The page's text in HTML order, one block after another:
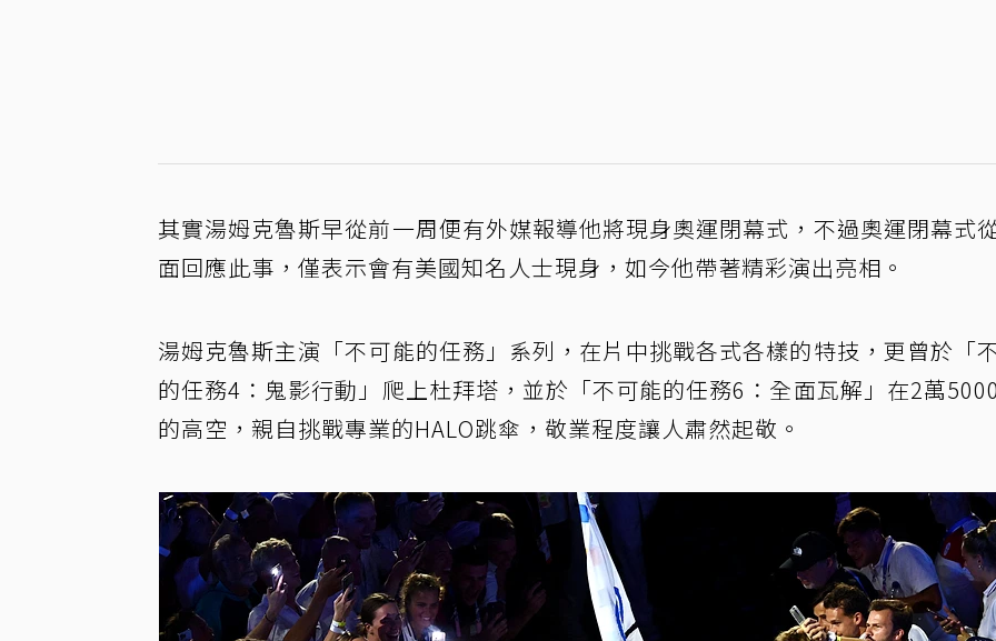
其實湯姆克魯斯早從前一周便有外媒報導他將現身奧運閉幕式，不過奧運閉幕式
面回應此事，僅表示會有美國知名人士現身，如今他帶著精彩演出亮相。
湯姆克魯斯主演「不可能的任務」系列，在片中挑戰各式各樣的特技，更曾於「
的任務4：鬼影行動」爬上杜拜塔，並於「不可能的任務6：全面瓦解」在2萬
的高空，親自挑戰專業的HALO跳傘，敬業程度讓人肅然起敬。